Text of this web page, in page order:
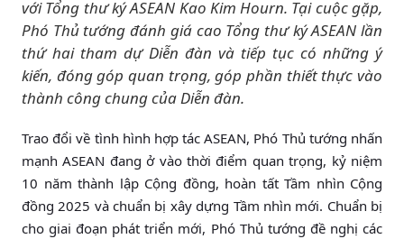
với Tổng thư ký ASEAN Kao Kim Hourn. Tại cuộc gặp,
Phó Thủ tướng đánh giá cao Tổng thư ký ASEAN lần
thứ hai tham dự Diễn đàn và tiếp tục có những ý
kiến, đóng góp quan trọng, góp phần thiết thực vào
thành công chung của Diễn đàn.
Trao đổi về tình hình hợp tác ASEAN, Phó Thủ tướng nhấn
mạnh ASEAN đang ở vào thời điểm quan trọng, kỷ niệm
10 năm thành lập Cộng đồng, hoàn tất Tầm nhìn Cộng
đồng 2025 và chuẩn bị xây dựng Tầm nhìn mới. Chuẩn bị
cho giai đoạn phát triển mới, Phó Thủ tướng đề nghị các